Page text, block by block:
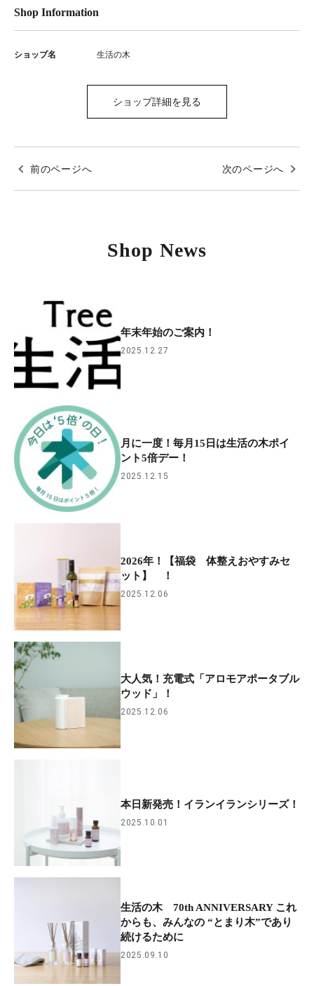
Shop Information
ショップ名 生活の木
ショップ詳細を見る
前のページへ 次のページへ
Shop News
年末年始のご案内！
2025.12.27
月に一度！毎月15日は生活の木ポイ
ント5倍デー！
2025.12.15
2026年！【福袋 体整えおやすみセ
ット】 ！
2025.12.06
大人気！充電式「アロモアポータブル
ウッド」！
2025.12.06
本日新発売！イランイランシリーズ！
2025.10.01
生活の木 70th ANNIVERSARY これ
からも、みんなの “とまり木”であり
続けるために
2025.09.10